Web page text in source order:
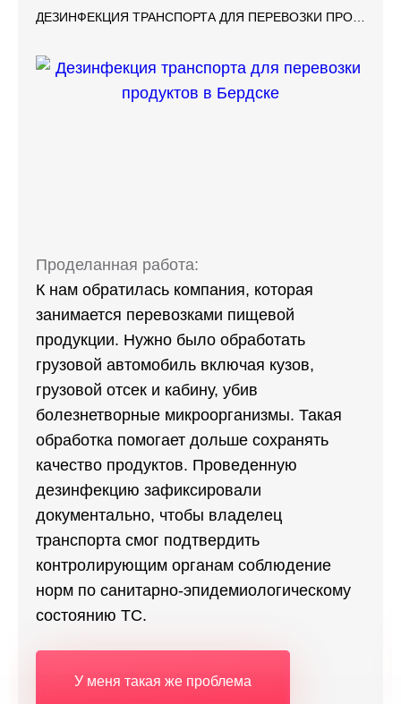
Проделанная работа:
К нам обратилась компания, которая
занимается перевозками пищевой
продукции. Нужно было обработать
грузовой автомобиль включая кузов,
грузовой отсек и кабину, убив
болезнетворные микроорганизмы. Такая
обработка помогает дольше сохранять
качество продуктов. Проведенную
дезинфекцию зафиксировали
документально, чтобы владелец
транспорта смог подтвердить
контролирующим органам соблюдение
норм по санитарно-эпидемиологическому
состоянию ТС.
У меня такая же проблема